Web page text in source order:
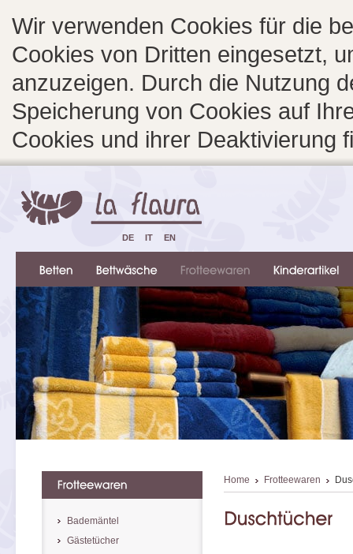
Wir verwenden Cookies für die
Cookies von Dritten eingesetzt,
anzuzeigen. Durch die Nutzung
Speicherung von Cookies auf
Cookies und ihrer Deaktivierung
Home Frotteewaren
Bademäntel
Gästetücher
DE IT EN